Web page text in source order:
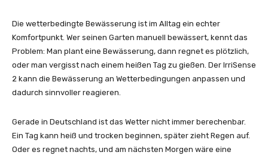
Die wetterbedingte Bewässerung ist im Alltag ein echter
Komfortpunkt. Wer seinen Garten manuell bewässert, kennt das
Problem: Man plant eine Bewässerung, dann regnet es plötzlich,
oder man vergisst nach einem heißen Tag zu gießen. Der IrriSense
2 kann die Bewässerung an Wetterbedingungen anpassen und
dadurch sinnvoller reagieren.
Gerade in Deutschland ist das Wetter nicht immer berechenbar.
Ein Tag kann heiß und trocken beginnen, später zieht Regen auf.
Oder es regnet nachts, und am nächsten Morgen wäre eine